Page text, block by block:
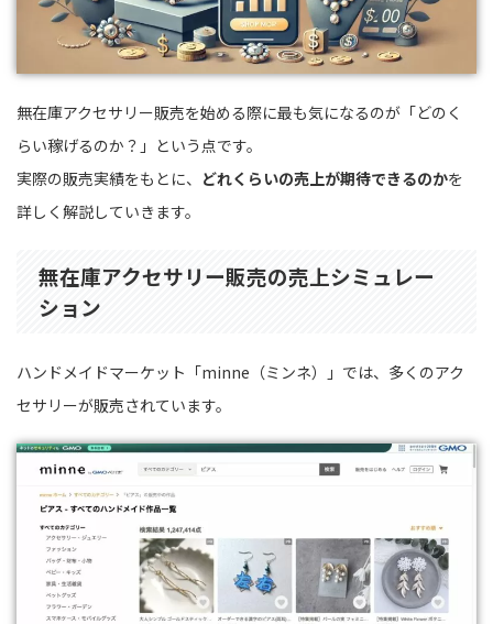
無在庫アクセサリー販売を始める際に最も気になるのが「どのく
らい稼げるのか？」という点です。
実際の販売実績をもとに、 どれくらいの売上が期待できるのかを
詳しく解説していきます。
無在庫アクセサリー販売の売上シミュレー
ション
ハンドメイドマーケット「minne（ミンネ）」では、多くのアク
セサリーが販売されています。